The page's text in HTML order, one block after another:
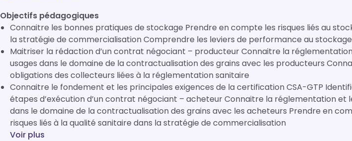
Objectifs pédagogiques
Connaitre les bonnes pratiques de stockage Prendre en compte les risques liés au stockage dans
la stratégie de commercialisation Comprendre les leviers de performance au stockage
Maitriser la rédaction d’un contrat négociant – producteur Connaitre la réglementation et les
usages dans le domaine de la contractualisation des grains avec les producteurs Connaitre les
obligations des collecteurs liées à la réglementation sanitaire
Connaitre le fondement et les principales exigences de la certification CSA-GTP Identifier les
étapes d’exécution d’un contrat négociant – acheteur Connaitre la réglementation et les usages
dans le domaine de la contractualisation des grains avec les acheteurs Prendre en compte les
risques liés à la qualité sanitaire dans la stratégie de commercialisation
Voir plus